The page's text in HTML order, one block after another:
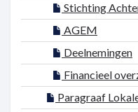
Stichting
AGEM
Deelnemingen
Financieel
Paragraaf